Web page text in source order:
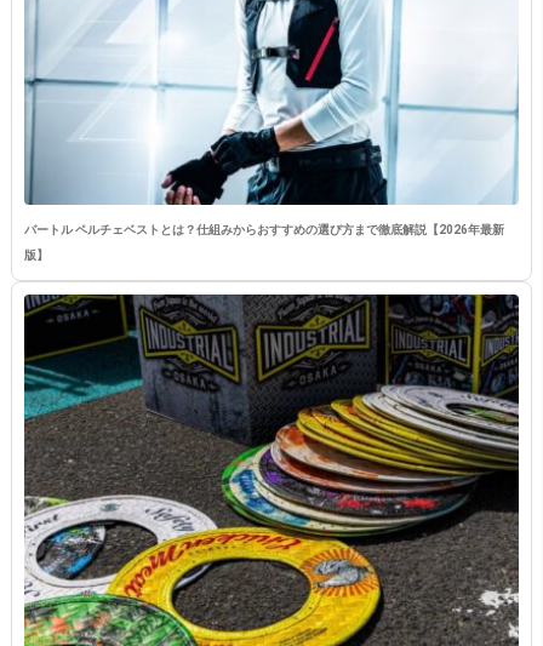
バートル ペルチェベストとは？仕組みからおすすめの選び方まで徹底解説【2026年最新
版】